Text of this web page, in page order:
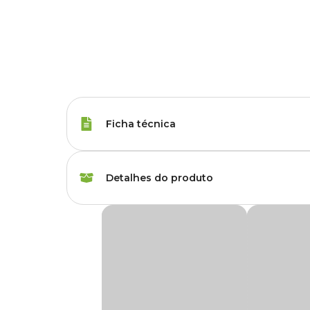
Ficha técnica
Sabor do Petisco Banana, Melancia
Detalhes do produto